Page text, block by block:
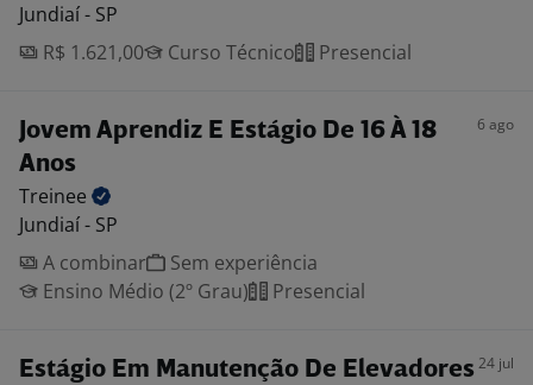
Jundiaí - SP
R$ 1.621,00
Curso Técnico Presencial
Jovem Aprendiz E Estágio De 16 À 18
Anos
6 ago
Treinee
Jundiaí - SP
A combinar
Sem experiência
Ensino Médio (2º Grau)
Presencial
Estágio Em Manutenção De Elevadores 24 jul